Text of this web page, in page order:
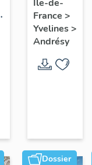
l'église
Saint-
Germain-
de-
Paris
Saint-
Germain
Île-de-
France >
Yvelines>
Andrésy
Dossier